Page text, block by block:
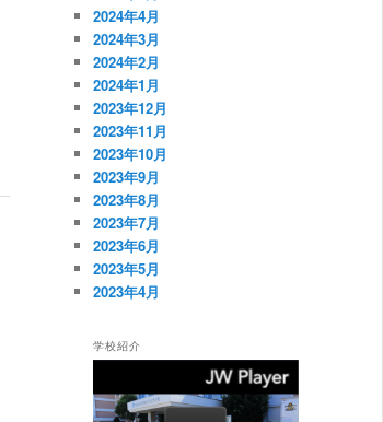
2024年4月
2024年3月
2024年2月
2024年1月
2023年12月
2023年11月
2023年10月
2023年9月
2023年8月
2023年7月
2023年6月
2023年5月
2023年4月
学校紹介